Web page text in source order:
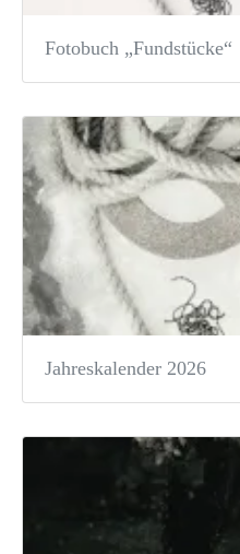
Fotobuch „Fundstücke“
Jahreskalender 2026